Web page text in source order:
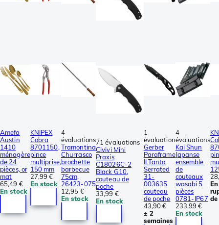
Amefa
Austin
1410
ménagère
de 24
pièces, or
mat
65,49 €
En stock
KNIPEX
Cobra
8701150,
pince
multiprise,
150 mm
27,99 €
En stock
4
évaluations
Tramontina
Churrasco
brochette
barbecue
75cm,
26423-075
12,95 €
En stock
71 évaluations
Civivi Mini
Praxis
C18026C-2
Black G10,
couteau de
poche
33,99 €
En stock
1
évaluation
Gerber
Paraframe
II Tanto
Serrated
31-
003635
couteau
de poche
43,90 €
± 2
semaines
4
évaluations
Kai Shun
Japanse
ensemble
de
couteaux
wasabi 5
pièces
0781-JP67
233,99 €
En stock
En